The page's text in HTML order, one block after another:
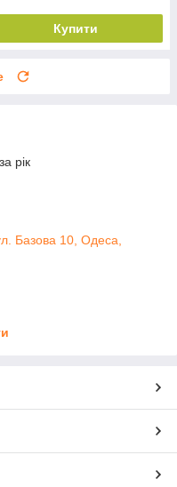
Купити
рік
Базова 10, Одеса,